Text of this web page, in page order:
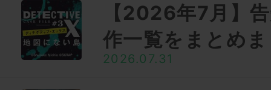
【2026年7月】
作一覧をまとめ
2026.07.31